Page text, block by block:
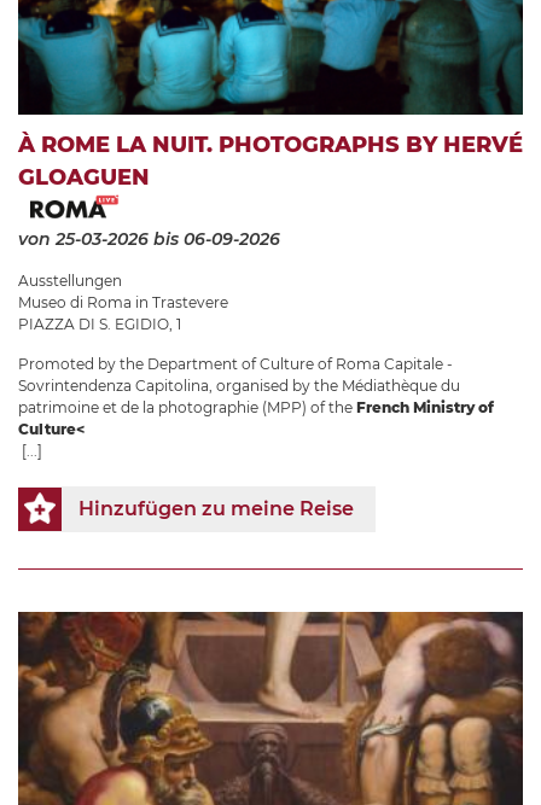
À ROME LA NUIT. PHOTOGRAPHS BY HERVÉ
GLOAGUEN
von 25-03-2026 bis 06-09-2026
Ausstellungen
Museo di Roma in Trastevere
PIAZZA DI S. EGIDIO, 1
Promoted by the Department of Culture of Roma Capitale -
Sovrintendenza Capitolina, organised by the Médiathèque du
patrimoine et de la photographie (MPP) of the French Ministry of
Culture<
[...]
Hinzufügen zu meine Reise